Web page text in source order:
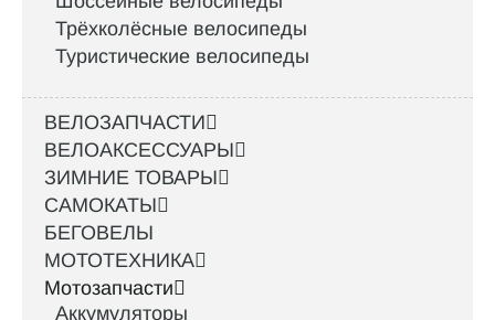
Трёхколёсные велосипеды
Туристические велосипеды
ВЕЛОЗАПЧАСТИ
ВЕЛОАКСЕССУАРЫ
ЗИМНИЕ ТОВАРЫ
САМОКАТЫ
БЕГОВЕЛЫ
МОТОТЕХНИКА
Мотозапчасти
Аккумуляторы